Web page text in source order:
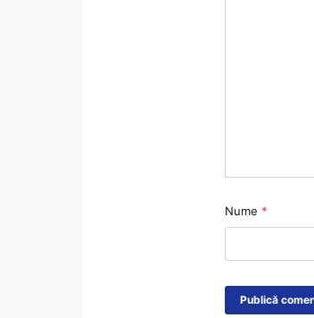
Nume *